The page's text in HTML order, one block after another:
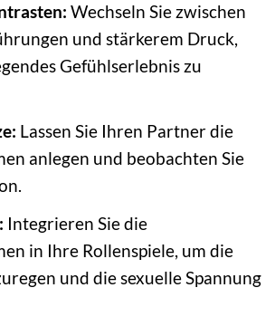
Wechseln Sie zwischen
und stärkerem Druck,
Gefühlserlebnis zu
Lassen Sie Ihren Partner die
anlegen und beobachten Sie
Integrieren Sie die
in Ihre Rollenspiele, um die
und die sexuelle Spannung